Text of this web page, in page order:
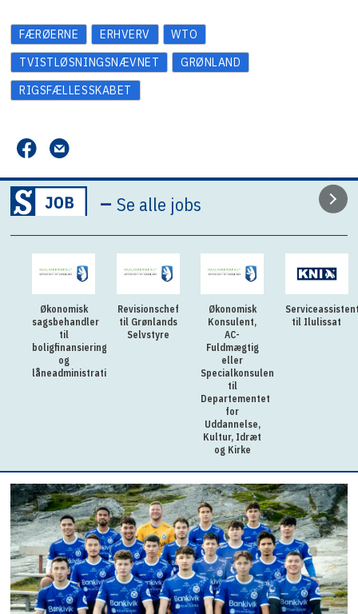
FÆRØERNE ERHVERV
WTO
TVISTLØSNINGSNÆVNET
GRØNLAND
RIGSFÆLLESSKABET
–Se alle jobs
Økonomisk
sagsbehandler
til
boligfinansiering
og
låneadministration
Revisionschef
til Grønlands
Selvstyre
Økonomisk
Konsulent,
AC-
Fuldmægtig
eller
Specialkonsulent
til
Departementet
for
Uddannelse,
Kultur, Idræt
og Kirke
til Ilulissat